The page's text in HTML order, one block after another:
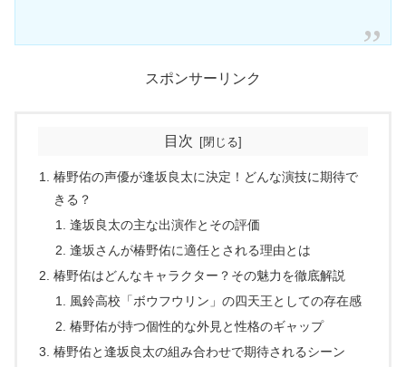
スポンサーリンク
目次
椿野佑の声優が逢坂良太に決定！どんな演技に期待で
きる？
逢坂良太の主な出演作とその評価
逢坂さんが椿野佑に適任とされる理由とは
椿野佑はどんなキャラクター？その魅力を徹底解説
風鈴高校「ボウフウリン」の四天王としての存在感
椿野佑が持つ個性的な外見と性格のギャップ
椿野佑と逢坂良太の組み合わせで期待されるシーン